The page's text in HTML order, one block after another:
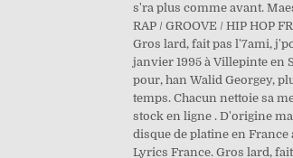
s'ra plus comme avant.
RAP / GROOVE / HIP HOP
Gros lard, fait pas l'7ami,
janvier 1995 à Villepinte en
pour, han Walid Georgey,
temps. Chacun nettoie sa
stock en ligne . D'origine
disque de platine en
Lyrics France. Gros lard,